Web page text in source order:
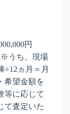
円
※うち、現場
÷12ヵ月＝月
希望金額を
等に応じて
て査定いた